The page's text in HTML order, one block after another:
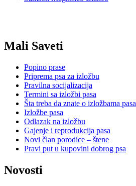
Mali Saveti
Popino prase
Priprema psa za izložbu
Pravilna socijalizacija
Termini sa izložbi pasa
Šta treba da znate o izložbama pasa
Izložbe pasa
Odlazak na izložbu
Gajenje i reprodukcija pasa
Novi član porodice – štene
Pravi put u kupovini dobrog psa
Novosti